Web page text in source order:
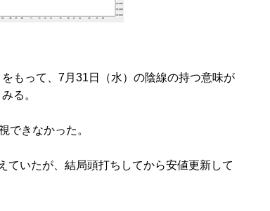
もって、7月31日（水）の陰線の持つ意味が
る。
できなかった。
いたが、結局頭打ちしてから安値更新して